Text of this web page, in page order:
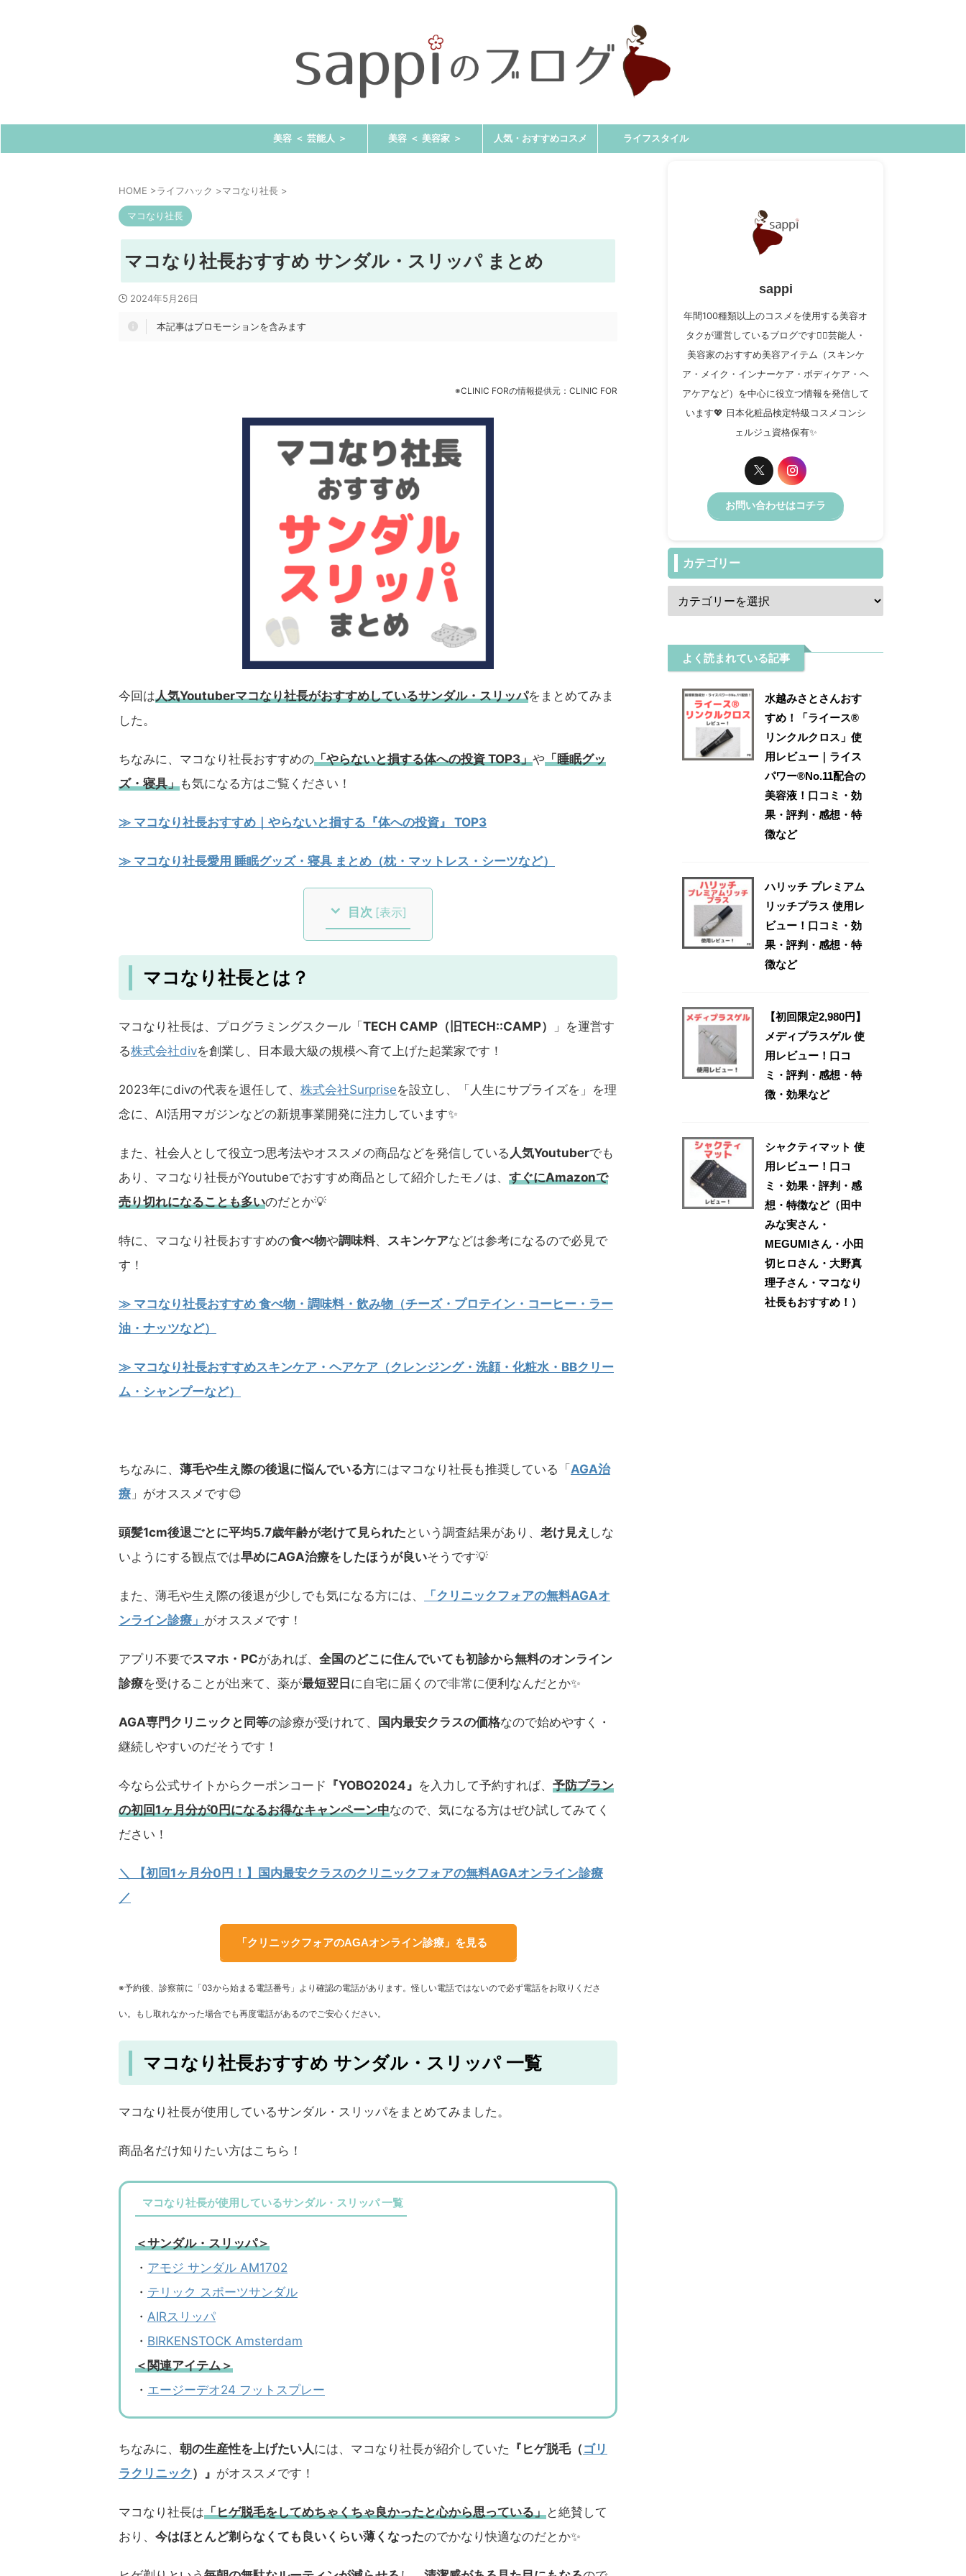
美容 ＜ 芸能人 ＞ 美容 ＜ 美容家 ＞ 人気・おすすめコスメ ライフスタイル
HOME >ライフハック >マコなり社長 >
マコなり社長
マコなり社長おすすめ サンダル・スリッパ まとめ
2024年5月26日
本記事はプロモーションを含みます
※CLINIC FORの情報提供元：CLINIC FOR
今回は人気Youtuberマコなり社長がおすすめしているサンダル・スリッパをまとめてみま
した。
ちなみに、マコなり社長おすすめの「やらないと損する体への投資 TOP3」や「睡眠グッ
ズ・寝具」も気になる方はご覧ください！
≫ マコなり社長おすすめ｜やらないと損する『体への投資』 TOP3
≫ マコなり社長愛用 睡眠グッズ・寝具 まとめ（枕・マットレス・シーツなど）
目次 [表示]
マコなり社長とは？
マコなり社長は、プログラミングスクール「 TECH CAMP（旧TECH::CAMP）
」を運営す
る株式会社divを創業し、日本最大級の規模へ育て上げた起業家です！
2023年にdivの代表を退任して、 株式会社Surpriseを設立し、「人生にサプライズを」を理
念に、AI活用マガジンなどの新規事業開発に注力しています✨️
また、社会人として役立つ思考法やオススメの商品などを発信している 人気Youtuberでも
あり、マコなり社長がYoutubeでおすすめ商品として紹介したモノは、 すぐにAmazonで
売り切れになることも多いのだとか💡
特に、マコなり社長おすすめの食べ物や調味料、 スキンケアなどは参考になるので必見で
す！
≫ マコなり社長おすすめ 食べ物・調味料・飲み物（チーズ・プロテイン・コーヒー・ラー
油・ナッツなど）
≫ マコなり社長おすすめスキンケア・ヘアケア（クレンジング・洗顔・化粧水・BBクリー
ム・シャンプーなど）
ちなみに、 薄毛や生え際の後退に悩んでいる方にはマコなり社長も推奨している「 AGA治
療 」がオススメです😊
頭髪1cm後退ごとに平均5.7歳年齢が老けて見られた という調査結果があり、 老け見え しな
いようにする観点では早めにAGA治療をしたほうが良いそうです💡
また、薄毛や生え際の後退が少しでも気になる方には、
「クリニックフォアの無料AGAオ
ンライン診療」 がオススメです！
アプリ不要でスマホ・PCがあれば、 全国のどこに住んでいても初診から無料のオンライン
診療を受けることが出来て、薬が最短翌日 に自宅に届くので非常に便利なんだとか✨
AGA専門クリニックと同等の診療が受けれて、 国内最安クラスの価格なので始めやすく・
継続しやすいのだそうです！
今なら公式サイトからクーポンコード 『YOBO2024』 を入力して予約すれば、 予防プラン
の初回1ヶ月分が0円になるお得なキャンペーン中なので、気になる方はぜひ試してみてく
ださい！
＼ 【初回1ヶ月分0円！】国内最安クラスのクリニックフォアの無料AGAオンライン診療
／
「クリニックフォアのAGAオンライン診療」を見る
※予約後、診察前に「03から始まる電話番号」より確認の電話があります。怪しい電話ではないので必ず電話をお取りくださ
い。もし取れなかった場合でも再度電話があるのでご安心ください。
マコなり社長おすすめ サンダル・スリッパ 一覧
マコなり社長が使用しているサンダル・スリッパをまとめてみました。
商品名だけ知りたい方はこちら！
マコなり社長が使用しているサンダル・スリッパ 一覧
＜サンダル・スリッパ＞
・ アモジ サンダル AM1702
・ テリック スポーツサンダル
・ AIRスリッパ
・ BIRKENSTOCK Amsterdam
＜関連アイテム＞
・ エージーデオ24 フットスプレー
ちなみに、 朝の生産性を上げたい人には、マコなり社長が紹介していた 『ヒゲ脱毛（ ゴリ
ラクリニック ）』 がオススメです！
マコなり社長は「ヒゲ脱毛をしてめちゃくちゃ良かったと心から思っている」と絶賛して
おり、 今はほとんど剃らなくても良いくらい薄くなったのでかなり快適なのだとか✨
sappi
年間100種類以上のコスメを使用する美容オ
タクが運営しているブログです✍🏻芸能人・
美容家のおすすめ美容アイテム（スキンケ
ア・メイク・インナーケア・ボディケア・ヘ
アケアなど）を中心に役立つ情報を発信して
います💖 日本化粧品検定特級コスメコンシ
ェルジュ資格保有✨️
お問い合わせはコチラ
カテゴリー
よく読まれている記事
水越みさとさんおす
すめ！「ライース®
リンクルクロス」使
用レビュー｜ライス
パワー®No.11配合の
美容液！口コミ・効
果・評判・感想・特
徴など
ハリッチ プレミアム
リッチプラス 使用レ
ビュー！口コミ・効
果・評判・感想・特
徴など
【初回限定2,980円】
メディプラスゲル 使
用レビュー！口コ
ミ・評判・感想・特
徴・効果など
シャクティマット 使
用レビュー！口コ
ミ・効果・評判・感
想・特徴など（田中
みな実さん・
MEGUMIさん・小田
切ヒロさん・大野真
理子さん・マコなり
社長もおすすめ！）